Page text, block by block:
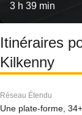
3 h 39 min
Itinéraires
Kilkenny
Réseau Étendu
Une plate-forme,